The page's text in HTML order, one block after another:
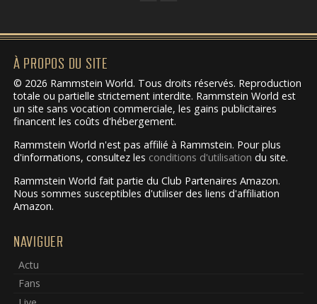
À PROPOS DU SITE
© 2026 Rammstein World. Tous droits réservés. Reproduction
totale ou partielle strictement interdite. Rammstein World est
un site sans vocation commerciale, les gains publicitaires
financent les coûts d'hébergement.
Rammstein World n'est pas affilié à Rammstein. Pour plus
d'informations, consultez les conditions d'utilisation du site.
Rammstein World fait partie du Club Partenaires Amazon.
Nous sommes susceptibles d'utiliser des liens d'affiliation
Amazon.
NAVIGUER
Actu
Fans